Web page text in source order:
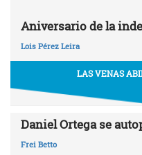
Aniversario de la
Lois Pérez Leira
LAS VENAS
Daniel Ortega se
Frei Betto